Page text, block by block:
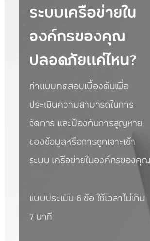
ระบบเครือข่ายใน
องค์กรของคุณ
ปลอดภัยแค่ไหน?
ทำแบบทดสอบเบื้องต้นเพื่อ
ประเมินความสามารถในการ
จัดการ และป้องกันการสูญหาย
ของข้อมูลหรือการถูกเจาะเข้า
ระบบ เครือข่ายในองค์กรของคุณ
แบบประเมิน 6 ข้อ ใช้เวลาไม่เกิน
7 นาที